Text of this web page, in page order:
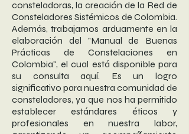
consteladoras, la creación de la Red de
Consteladores Sistémicos de Colombia.
Además, trabajamos arduamente en la
elaboración del "Manual de Buenas
Prácticas de Constelaciones en
Colombia", el cual está disponible para
su consulta aquí. Es un logro
significativo para nuestra comunidad de
consteladores, ya que nos ha permitido
establecer estándares éticos y
profesionales en nuestra labor,